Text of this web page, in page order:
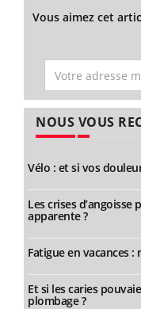
Vous aimez cet
NOUS VOUS
Vélo : et si vos
Les crises
apparente ?
Fatigue en vacances :
Et si les caries
plombage ?